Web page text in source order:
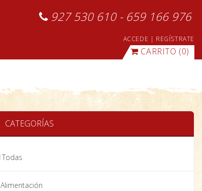
927 530 610 - 659 166 976
ACCEDE | REGÍSTRATE
CARRITO (0)
CATEGORÍAS
Todas
Alimentación